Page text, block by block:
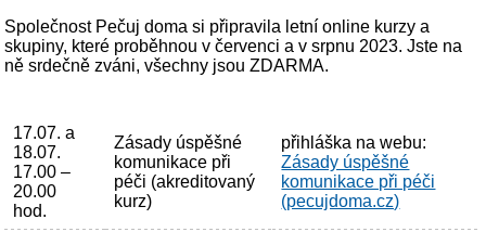
Společnost Pečuj doma si připravila letní online kurzy a
skupiny, které proběhnou v červenci a v srpnu 2023. Jste na
ně srdečně zváni, všechny jsou ZDARMA.
17.07. a
18.07.
17.00 –
20.00
hod.
Zásady úspěšné
komunikace při
péči (akreditovaný
kurz)
přihláška na webu:
Zásady úspěšné
komunikace při péči
(pecujdoma.cz)